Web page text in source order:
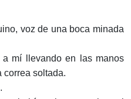
voz de una boca minada
mí llevando en las manos
correa soltada.